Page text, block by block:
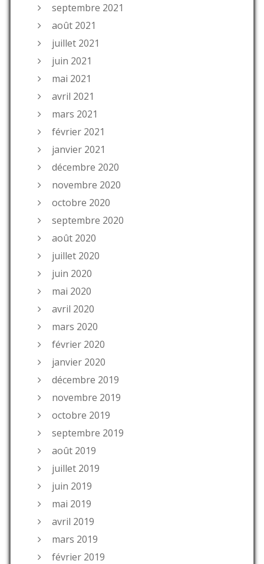
septembre 2021
août 2021
juillet 2021
juin 2021
mai 2021
avril 2021
mars 2021
février 2021
janvier 2021
décembre 2020
novembre 2020
octobre 2020
septembre 2020
août 2020
juillet 2020
juin 2020
mai 2020
avril 2020
mars 2020
février 2020
janvier 2020
décembre 2019
novembre 2019
octobre 2019
septembre 2019
août 2019
juillet 2019
juin 2019
mai 2019
avril 2019
mars 2019
février 2019